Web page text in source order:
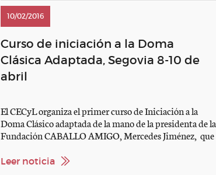
10/02/2016
Curso de iniciación a la Doma
Clásica Adaptada, Segovia 8-10 de
abril
El CECyL organiza el primer curso de Iniciación a la
Doma Clásico adaptada de la mano de la presidenta de la
Fundación CABALLO AMIGO, Mercedes Jiménez, que
CONVOCATORIA
Leer noticia